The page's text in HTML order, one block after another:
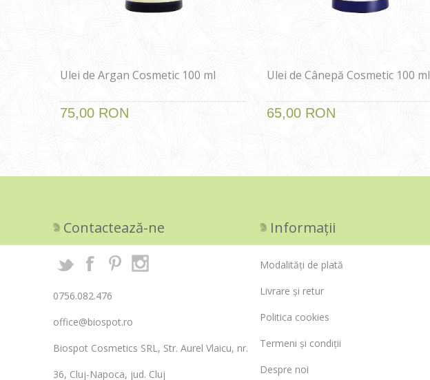
Ulei de Argan Cosmetic 100 ml
75,00 RON
Ulei de Cânepă Cosmetic 100 ml
65,00 RON
Contactează-ne
0756.082.476
office@biospot.ro
Biospot Cosmetics SRL, Str. Aurel Vlaicu, nr.
36, Cluj-Napoca, jud. Cluj
Informații
Modalități de plată
Livrare și retur
Politica cookies
Termeni și condiții
Despre noi